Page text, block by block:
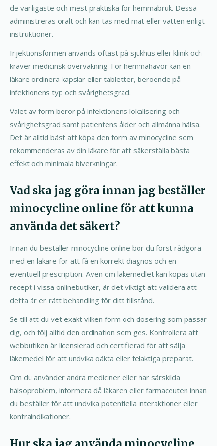
de vanligaste och mest praktiska för hemmabruk. Dessa
administreras oralt och kan tas med mat eller vatten enligt
instruktioner.
Injektionsformen används oftast på sjukhus eller klinik och
kräver medicinsk övervakning. För hemmahavor kan en
läkare ordinera kapslar eller tabletter, beroende på
infektionens typ och svårighetsgrad.
Valet av form beror på infektionens lokalisering och
svårighetsgrad samt patientens ålder och allmänna hälsa.
Det är alltid bäst att köpa den form av minocycline som
rekommenderas av din läkare för att säkerställa bästa
effekt och minimala biverkningar.
Vad ska jag göra innan jag beställer
minocycline online för att kunna
använda det säkert?
Innan du beställer minocycline online bör du först rådgöra
med en läkare för att få en korrekt diagnos och en
eventuell prescription. Även om läkemedlet kan köpas utan
recept i vissa onlinebutiker, är det viktigt att validera att
detta är en rätt behandling för ditt tillstånd.
Se till att du vet exakt vilken form och dosering som passar
dig, och följ alltid den ordination som ges. Kontrollera att
webbutiken är licensierad och certifierad för att sälja
läkemedel för att undvika oäkta eller felaktiga preparat.
Om du använder andra mediciner eller har särskilda
hälsoproblem, informera då läkaren eller farmaceuten innan
du beställer för att undvika potentiella interaktioner eller
kontraindikationer.